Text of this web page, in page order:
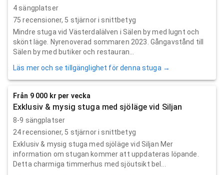
4 sängplatser
75 recensioner, 5 stjärnor i snittbetyg
Mindre stuga vid Västerdalälven i Sälen by med lugnt och
skönt läge. Nyrenoverad sommaren 2023. Gångavstånd till
Sälen by med butiker och restauran...
Läs mer och se tillgänglighet för denna stuga →
Från 9 000 kr per vecka
Exklusiv & mysig stuga med sjöläge vid Siljan
8-9 sängplatser
24recensioner, 5 stjärnor i snittbetyg
Exklusiv & mysig stuga med sjöläge vid Siljan Mer
information om stugan kommer att uppdateras löpande.
Detta charmiga timmerhus med sjöutsikt bel...